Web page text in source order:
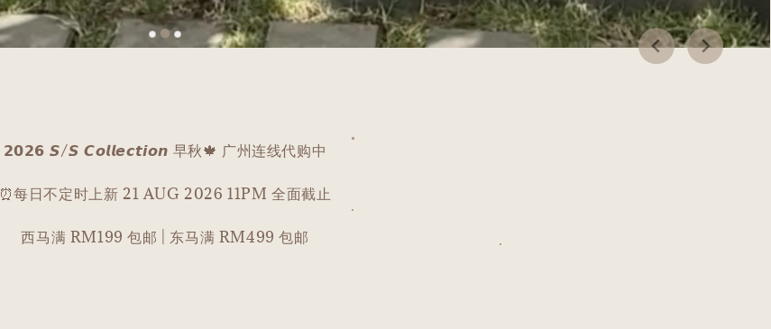
𝟮𝟬𝟮𝟲 𝙎/𝙎 𝘾𝙤𝙡𝙡𝙚𝙘𝙩𝙞𝙤𝙣 早秋🍁 广州连线代购中
⏰每日不定时上新 21 AUG 2026 11PM 全面截止
西马满 RM199 包邮 | 东马满 RM499 包邮